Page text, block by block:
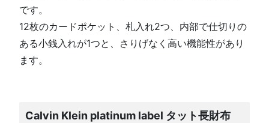
です。
12枚のカードポケット、札入れ2つ、内部で仕切りの
ある小銭入れが1つと、さりげなく高い機能性があり
ます。
Calvin Klein platinum label タット長財布